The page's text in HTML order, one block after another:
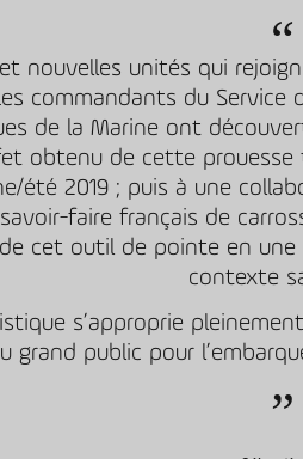
nouvelles unités qui
commandants du
de la Marine ont
obtenu de cette prouesse
été 2019 ; puis à une
faire français de
cet outil de pointe en
contexte
s’approprie
grand public pour